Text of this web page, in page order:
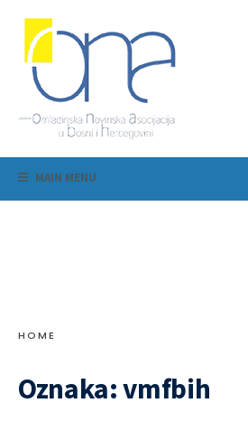
MAIN MENU
HOME
Oznaka:vmfbih